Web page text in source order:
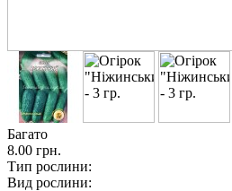
Багато
8.00 грн.
Тип рослини:
Вид рослини: